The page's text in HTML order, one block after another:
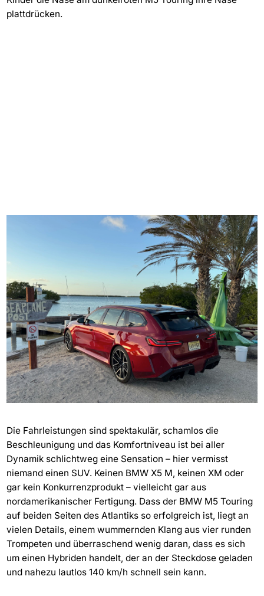
plattdrücken.
Die Fahrleistungen sind spektakulär, schamlos die
Beschleunigung und das Komfortniveau ist bei aller
Dynamik schlichtweg eine Sensation – hier vermisst
niemand einen SUV. Keinen BMW X5 M, keinen XM oder
gar kein Konkurrenzprodukt – vielleicht gar aus
nordamerikanischer Fertigung. Dass der BMW M5 Touring
auf beiden Seiten des Atlantiks so erfolgreich ist, liegt an
vielen Details, einem wummernden Klang aus vier runden
Trompeten und überraschend wenig daran, dass es sich
um einen Hybriden handelt, der an der Steckdose geladen
und nahezu lautlos 140 km/h schnell sein kann.